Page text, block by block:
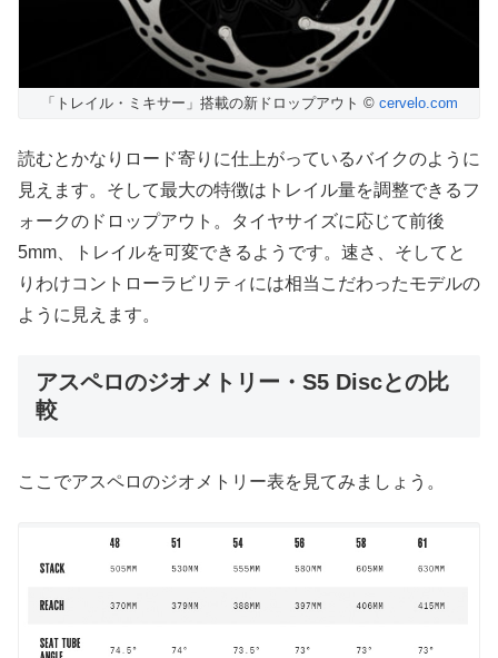
「トレイル・ミキサー」搭載の新ドロップアウト © cervelo.com
読むとかなりロード寄りに仕上がっているバイクのように
見えます。そして最大の特徴はトレイル量を調整できるフ
ォークのドロップアウト。タイヤサイズに応じて前後
5mm、トレイルを可変できるようです。速さ、そしてと
りわけコントローラビリティには相当こだわったモデルの
ように見えます。
アスペロのジオメトリー・S5 Discとの比
較
ここでアスペロのジオメトリー表を見てみましょう。